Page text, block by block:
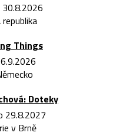
Things
Doteky
29.8.2027
v Brně